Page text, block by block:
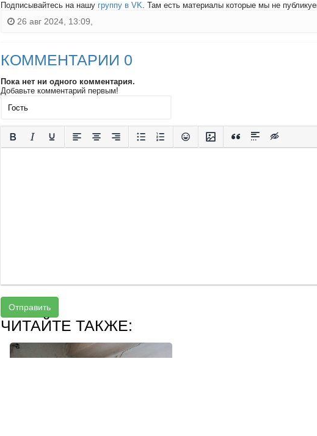
Подписывайтесь на нашу группу в VK. Там есть материалы которые мы не
26 авг 2024, 13:09,
КОММЕНТАРИИ 0
Пока нет ни одного комментария.
Добавьте комментарий первым!
Отправить
ЧИТАЙТЕ ТАКЖЕ: